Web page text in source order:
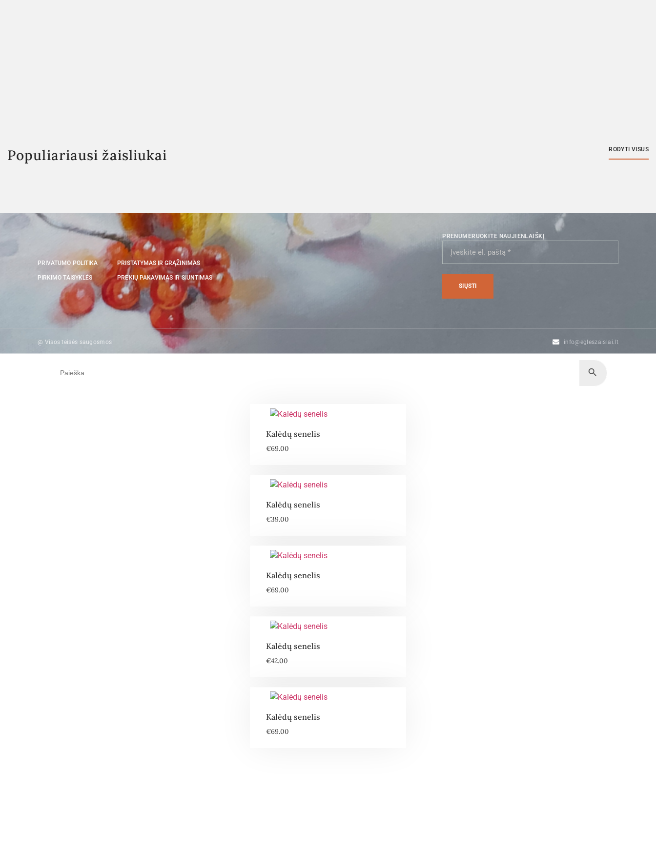
Populiariausi žaisliukai RODYTI VISUS
PRIVATUMO POLITIKA
PIRKIMO TAISYKLĖS
PRISTATYMAS IR GRĄŽINIMAS
PREKIŲ PAKAVIMAS IR SIUNTIMAS
PRENUMERUOKITE NAUJIENLAIŠKĮ
@ Visos teisės saugosmos info@egleszaislai.lt
Kalėdų senelis
€69.00
Kalėdų senelis
€39.00
Kalėdų senelis
€69.00
Kalėdų senelis
€42.00
Kalėdų senelis
€69.00